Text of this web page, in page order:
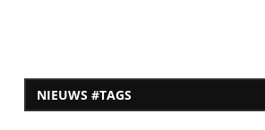
NIEUWS #TAGS